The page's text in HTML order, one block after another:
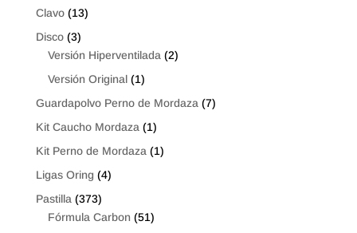
Clavo (13)
Disco (3)
Versión Hiperventilada (2)
Versión Original (1)
Guardapolvo Perno de Mordaza (7)
Kit Caucho Mordaza (1)
Kit Perno de Mordaza (1)
Ligas Oring (4)
Pastilla (373)
Fórmula Carbon (51)